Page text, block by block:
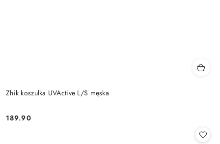
Zhik koszulka UVActive L/S męska
Cena:
189.90